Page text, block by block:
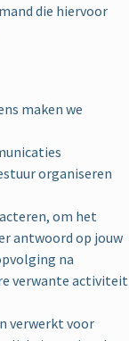
die hiervoor
maken we
organiseren
om het
antwoord op jouw
na
verwante activiteit
verwerkt voor